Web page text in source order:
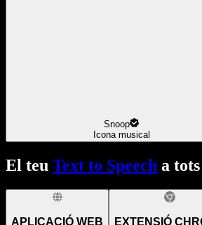
Snoop
Icona musical
El teu Text to Speech a
APLICACIÓ WEB EXTENSIÓ